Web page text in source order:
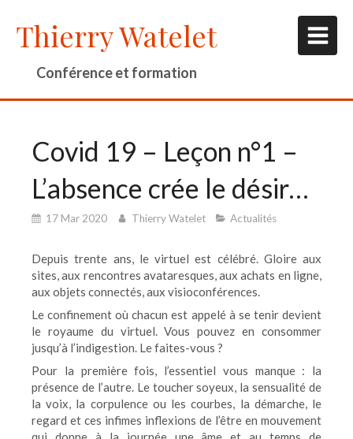
Thierry Watelet
Conférence et formation
Covid 19 – Leçon n°1 –
L’absence crée le désir…
17 Mar 2020 Thierry Watelet Actualités
Depuis trente ans, le virtuel est célébré. Gloire aux
sites, aux rencontres avataresques, aux achats en ligne,
aux objets connectés, aux visioconférences.
Le confinement où chacun est appelé à se tenir devient
le royaume du virtuel. Vous pouvez en consommer
jusqu’à l’indigestion. Le faites-vous ?
Pour la première fois, l’essentiel vous manque : la
présence de l’autre. Le toucher soyeux, la sensualité de
la voix, la corpulence ou les courbes, la démarche, le
regard et ces infimes inflexions de l’être en mouvement